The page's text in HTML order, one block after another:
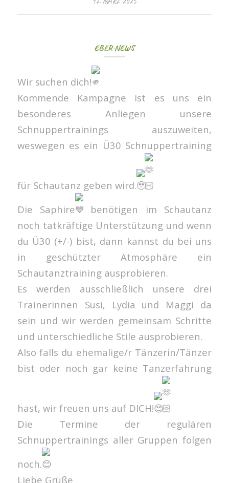
EBER-NEWS
Wir suchen dich!
Kommende Kampagne ist es uns ein
besonderes Anliegen unsere
Schnuppertrainings auszuweiten,
weswegen es ein Ü30 Schnuppertraining
für Schautanz geben wird.
Die Saphire
benötigen im Schautanz
noch tatkräftige Unterstützung und wenn
du Ü30 (+/-) bist, dann kannst du bei uns
in geschützter Atmosphäre ein
Schautanztraining ausprobieren.
Es werden ausschließlich unsere drei
Trainerinnen Susi, Lydia und Maggi da
sein und wir werden gemeinsam Schritte
und unterschiedliche Stile ausprobieren.
Also falls du ehemalige/r Tänzerin/Tänzer
bist oder noch gar keine Tanzerfahrung
hast, wir freuen uns auf DICH!
Die Termine der regulären
Schnuppertrainings aller Gruppen folgen
noch.
Liebe Grüße